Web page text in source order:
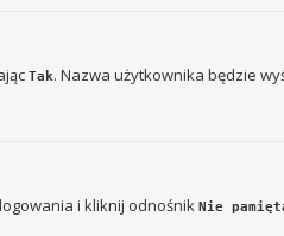
Tak. Nazwa użytkownika będzie
i kliknij odnośnik Nie